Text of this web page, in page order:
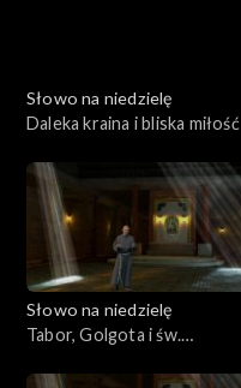
Słowo na niedzielę
Daleka kraina i bliska miłość
Słowo na niedzielę
Tabor, Golgota i św.